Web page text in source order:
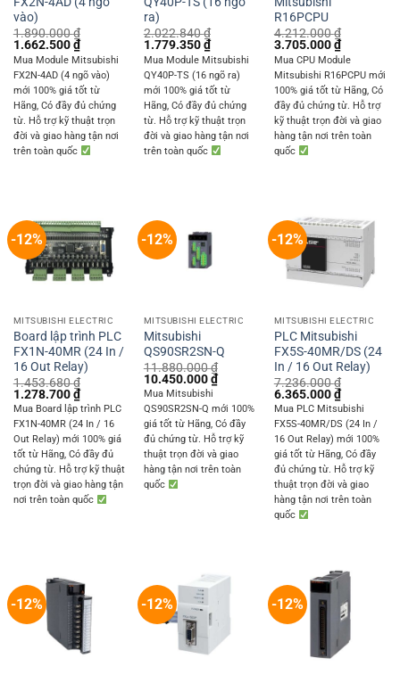
vào)
1.890.000₫
Original
price
was:
1.890.000 ₫.
1.662.500₫Current
price
is:
1.662.500 ₫.
Mua Module Mitsubishi
FX2N-4AD (4 ngõ vào)
mới 100% giá tốt từ
Hãng, Có đầy đủ chứng
từ. Hỗ trợ kỹ thuật trọn
đời và giao hàng tận nơi
trên toàn quốc
ra)
2.022.840₫
Original
price
was:
2.022.840 ₫.
1.779.350₫Current
price
is:
1.779.350 ₫.
Mua Module Mitsubishi
QY40P-TS (16 ngõ ra)
mới 100% giá tốt từ
Hãng, Có đầy đủ chứng
từ. Hỗ trợ kỹ thuật trọn
đời và giao hàng tận nơi
trên toàn quốc
R16PCPU
4.212.000₫
Original
price
was:
4.212.000 ₫.
3.705.000₫Current
price
is:
3.705.000
Mua CPU Module
Mitsubishi R16PCPU mới
100% giá tốt từ Hãng, Có
đầy đủ chứng từ. Hỗ trợ
kỹ thuật trọn đời và giao
hàng tận nơi trên toàn
quốc
-12%
MITSUBISHI ELECTRIC
Board lập trình PLC
FX1N-40MR (24 In /
16 Out Relay)
1.453.680₫
Original
price
was:
1.453.680 ₫.
1.278.700₫Current
price
is:
1.278.700 ₫.
Mua Board lập trình PLC
FX1N-40MR (24 In / 16
Out Relay) mới 100% giá
tốt từ Hãng, Có đầy đủ
chứng từ. Hỗ trợ kỹ thuật
trọn đời và giao hàng tận
nơi trên toàn quốc
-12%
MITSUBISHI ELECTRIC
Mitsubishi
QS90SR2SN-Q
11.880.000₫
Original
price
was:
11.880.000 ₫.
10.450.000₫Current
price
is:
10.450.000 ₫.
Mua Mitsubishi
QS90SR2SN-Q mới 100%
giá tốt từ Hãng, Có đầy
đủ chứng từ. Hỗ trợ kỹ
thuật trọn đời và giao
hàng tận nơi trên toàn
quốc
-12%
MITSUBISHI ELECTRIC
PLC Mitsubishi
FX5S-40MR/DS (24
In / 16 Out Relay)
7.236.000₫
Original
price
was:
7.236.000 ₫.
6.365.000₫Current
price
is:
6.365.000
Mua PLC Mitsubishi
FX5S-40MR/DS (24 In /
16 Out Relay) mới 100%
giá tốt từ Hãng, Có đầy
đủ chứng từ. Hỗ trợ kỹ
thuật trọn đời và giao
hàng tận nơi trên toàn
quốc
-12% -12% -12%